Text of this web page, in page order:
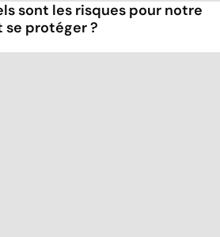
sont les risques pour notre
protéger ?